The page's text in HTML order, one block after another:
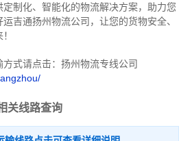
制化、智能化的物流解决方案，助力您
吉通扬州物流公司，让您的货物安全、
式请点击：扬州物流专线公司
关线路查询